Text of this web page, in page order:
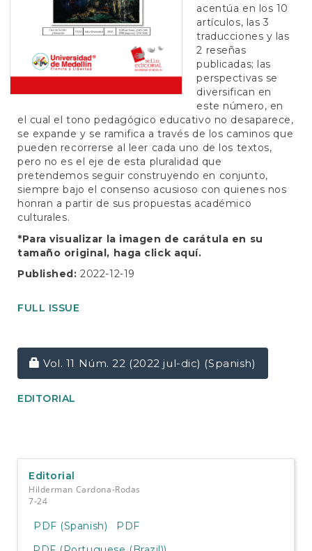
acentúa en los 10
artículos, las 3
traducciones y las
2 reseñas
publicadas; las
perspectivas se
diversifican en
este número, en
el cual el tono pedagógico educativo no desaparece,
se expande y se ramifica a través de los caminos que
pueden recorrerse al leer cada uno de los textos,
pero no es el eje de esta pluralidad que
pretendemos seguir construyendo en conjunto,
siempre bajo el consenso acusioso con quienes nos
honran a partir de sus propuestas académico
culturales.
*Para visualizar la imagen de carátula en su
tamaño original, haga click aquí.
Published:2022-12-19
FULL ISSUE
Requires Subscription
Vol. 11 Núm. 22 (2022 jul-dic) (Spanish)
EDITORIAL
Editorial
Hilderman Cardona-Rodas
7-24
PDF (Spanish)
PDF